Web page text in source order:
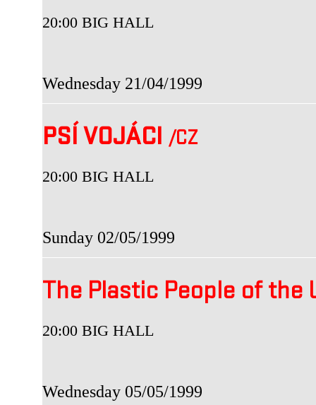
20:00 BIG HALL
Wednesday 21/04/1999
PSÍ VOJÁCI /CZ
20:00 BIG HALL
Sunday 02/05/1999
The Plastic People of the
20:00 BIG HALL
Wednesday 05/05/1999